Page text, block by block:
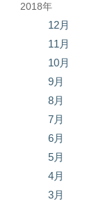
2018年
12月
11月
10月
9月
8月
7月
6月
5月
4月
3月